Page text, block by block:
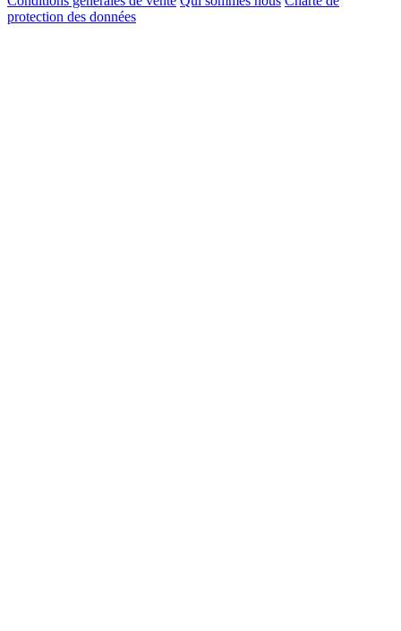
protection des données